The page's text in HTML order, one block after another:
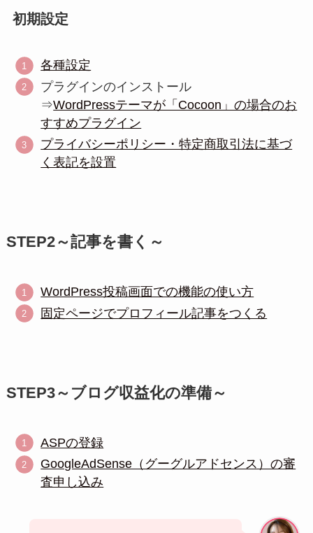
初期設定
各種設定
プラグインのインストール
⇒WordPressテーマが「Cocoon」の場合のお
すすめプラグイン
プライバシーポリシー・特定商取引法に基づ
く表記を設置
STEP2～記事を書く～
WordPress投稿画面での機能の使い方
固定ページでプロフィール記事をつくる
STEP3～ブログ収益化の準備～
ASPの登録
GoogleAdSense（グーグルアドセンス）の審
査申し込み